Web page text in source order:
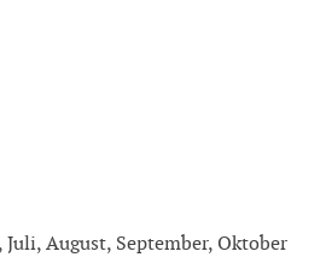
August, September, Oktober